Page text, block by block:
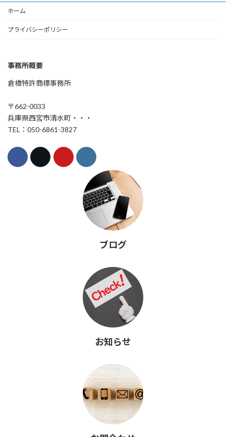
ホーム
プライバシーポリシー
事務所概要
倉橋特許商標事務所
〒662-0033
兵庫県西宮市清水町・・・
TEL：050-6861-3827
ブログ
お知らせ